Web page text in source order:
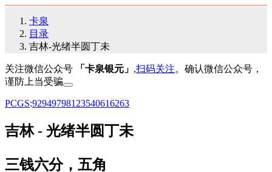
卡泉
目录
吉林-光绪半圆丁未
关注微信公众号 「卡泉银元」 ,扫码关注。确认微信公众号，
谨防上当受骗
PCGS:92949798123540616263
吉林 - 光绪半圆丁未
三钱六分，五角